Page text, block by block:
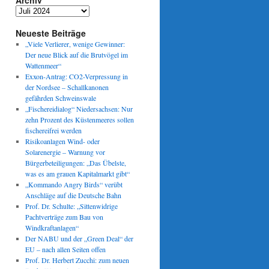
Archiv
Neueste Beiträge
„Viele Verlierer, wenige Gewinner:
Der neue Blick auf die Brutvögel im
Wattenmeer“
Exxon-Antrag: CO2-Verpressung in
der Nordsee – Schallkanonen
gefährden Schweinswale
„Fischereidialog“ Niedersachsen: Nur
zehn Prozent des Küstenmeeres sollen
fischereifrei werden
Risikoanlagen Wind- oder
Solarenergie – Warnung vor
Bürgerbeteiligungen: „Das Übelste,
was es am grauen Kapitalmarkt gibt“
„Kommando Angry Birds“ verübt
Anschläge auf die Deutsche Bahn
Prof. Dr. Schulte: „Sittenwidrige
Pachtverträge zum Bau von
Windkraftanlagen“
Der NABU und der „Green Deal“ der
EU – nach allen Seiten offen
Prof. Dr. Herbert Zucchi: zum neuen